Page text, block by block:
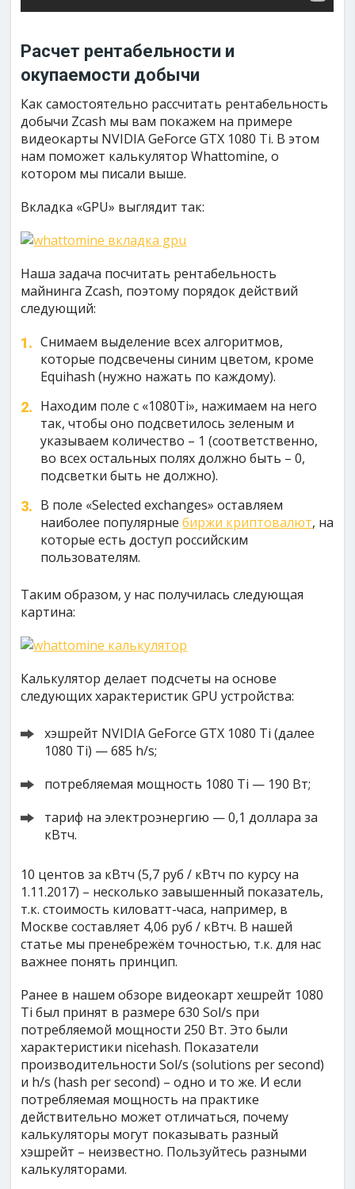
Расчет рентабельности и
окупаемости добычи
Как самостоятельно рассчитать рентабельность
добычи Zcash мы вам покажем на примере
видеокарты NVIDIA GeForce GTX 1080 Ti. В этом
нам поможет калькулятор Whattomine, о
котором мы писали выше.
Вкладка «GPU» выглядит так:
Наша задача посчитать рентабельность
майнинга Zcash, поэтому порядок действий
следующий:
Снимаем выделение всех алгоритмов,
которые подсвечены синим цветом, кроме
Equihash (нужно нажать по каждому).
Находим поле с «1080Ti», нажимаем на него
так, чтобы оно подсветилось зеленым и
указываем количество – 1 (соответственно,
во всех остальных полях должно быть – 0,
подсветки быть не должно).
В поле «Selected exchanges» оставляем
наиболее популярныебиржи криптовалют, на
которые есть доступ российским
пользователям.
Таким образом, у нас получилась следующая
картина:
Калькулятор делает подсчеты на основе
следующих характеристик GPU устройства:
хэшрейт NVIDIA GeForce GTX 1080 Ti (далее
1080 Ti) — 685 h/s;
потребляемая мощность 1080 Ti — 190 Вт;
тариф на электроэнергию — 0,1 доллара за
кВтч.
10 центов за кВтч (5,7 руб / кВтч по курсу на
1.11.2017) – несколько завышенный показатель,
т.к. стоимость киловатт-часа, например, в
Москве составляет 4,06 руб / кВтч. В нашей
статье мы пренебрежём точностью, т.к. для нас
важнее понять принцип.
Ранее в нашем обзоре видеокарт хешрейт 1080
Ti был принят в размере 630 Sol/s при
потребляемой мощности 250 Вт. Это были
характеристики nicehash. Показатели
производительности Sol/s (solutions per second)
и h/s (hash per second) – одно и то же. И если
потребляемая мощность на практике
действительно может отличаться, почему
калькуляторы могут показывать разный
хэшрейт – неизвестно. Пользуйтесь разными
калькуляторами.